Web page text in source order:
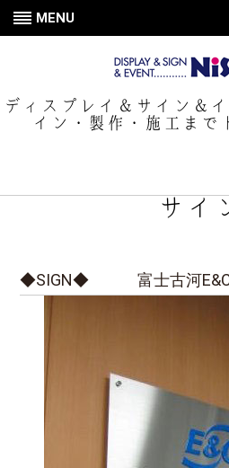
MENU
ディスプレイ＆サイン＆
イン・製作・施工まで
サイ
◆SIGN◆ 富士古河E&C